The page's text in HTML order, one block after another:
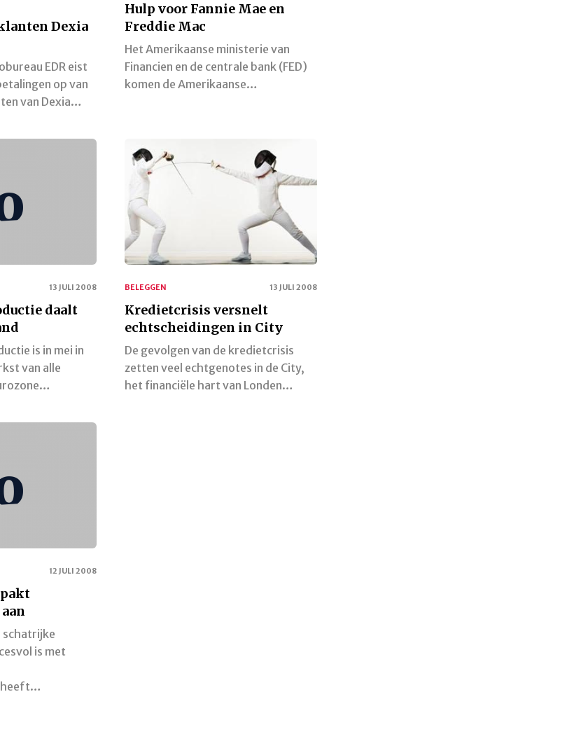
Dexia
EDR eist
op van
van Dexia…
Hulp voor Fannie Mae en
Freddie Mac
Het Amerikaanse ministerie van
Financien en de centrale bank (FED)
komen de Amerikaanse…
13 JULI 2008
daalt
is in mei in
van alle
BELEGGEN 13 JULI 2008
Kredietcrisis versnelt
echtscheidingen in City
De gevolgen van de kredietcrisis
zetten veel echtgenotes in de City,
het financiële hart van Londen…
12 JULI 2008
schatrijke
is met
heeft…